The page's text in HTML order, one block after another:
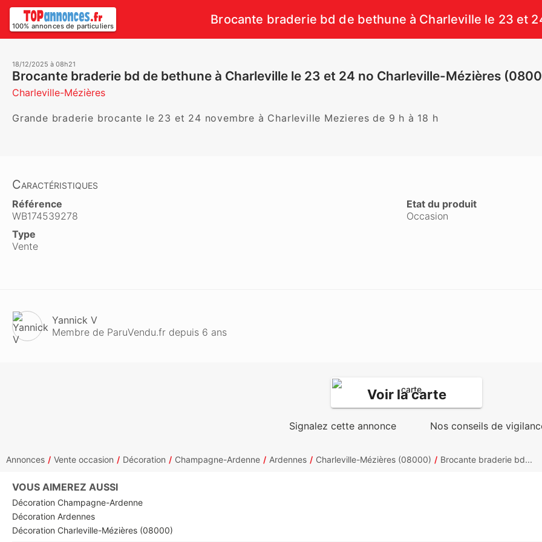
100% annonces de particuliers Brocante braderie bd de bethune à Charleville le 23 et
18/12/2025 à 08h21
Brocante braderie bd de bethune à Charleville le 23 et 24 no Charleville-Mézières
Charleville-Mézières
Grande braderie brocante le 23 et 24 novembre à Charleville Mezieres de 9 h à 18 h
Caractéristiques
Référence
WB174539278
Etat du produit
Occasion
Type
Vente
Yannick V
Membre de ParuVendu.fr depuis 6 ans
Voir la carte
Signalez cette annonce Nos conseils de
Annonces Vente occasion Décoration Champagne-Ardenne Ardennes Charleville-Mézières (08000) Brocante braderie bd...
VOUS AIMEREZ AUSSI
Décoration Champagne-Ardenne
Décoration Ardennes
Décoration Charleville-Mézières (08000)